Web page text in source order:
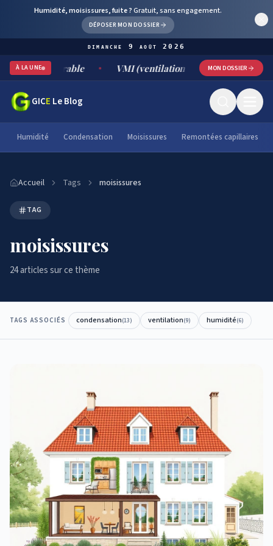
Humidité, moisissures, fuite ?Gratuit, sans engagement.
DÉPOSER MON DOSSIER
dimanche 9 août 2026
À LA UNE VMI (ventilation mécanique par insufflation) :
MON DOSSIER
GICE Le Blog
Humidité Condensation Moisissures Remontées capillaires
Accueil Tags moisissures
TAG
moisissures
24articlessur ce thème
TAGS ASSOCIÉS condensation(13) ventilation(9) humidité(6)